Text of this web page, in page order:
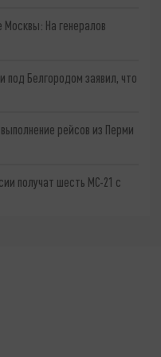
На генералов
под Белгородом заявил, что
рейсов из Перми
получат шесть МС-21 с